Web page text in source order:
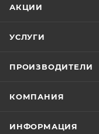
АКЦИИ
УСЛУГИ
ПРОИЗВОДИТЕЛИ
КОМПАНИЯ
ИНФОРМАЦИЯ